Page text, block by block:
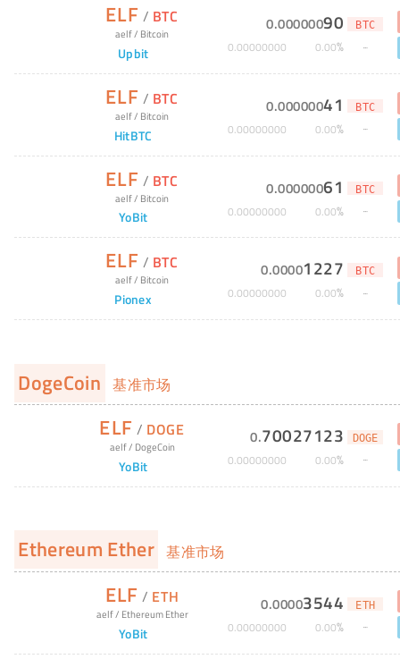
ELF / BTC
aelf/ Bitcoin
Upbit
0.00000090 BTC
0.00000000 0.00%
ELF / BTC
aelf/ Bitcoin
HitBTC
0.00000041 BTC
0.00000000 0.00%
ELF / BTC
aelf/ Bitcoin
YoBit
0.00000061 BTC
0.00000000 0.00%
ELF / BTC
aelf/ Bitcoin
Pionex
0.00001227 BTC
0.00000000 0.00%
DogeCoin 基准市场
ELF / DOGE
aelf/ DogeCoin
YoBit
0.70027123 DOGE
0.00000000 0.00%
Ethereum Ether 基准市场
ELF / ETH
aelf/ Ethereum Ether
YoBit
0.00003544 ETH
0.00000000 0.00%